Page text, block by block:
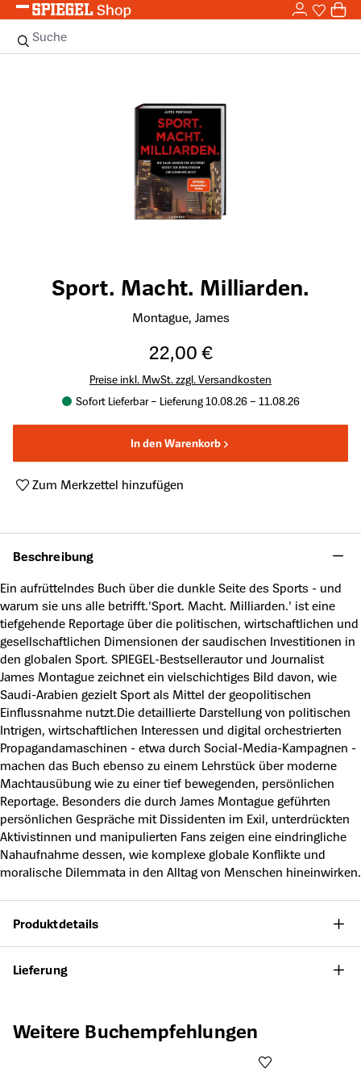
Zum Hauptinhalt springen 0
Suche
Sport. Macht. Milliarden.
Montague, James
22,00 €
Preise inkl. MwSt. zzgl. Versandkosten
Sofort Lieferbar – Lieferung 10.08.26 – 11.08.26
In den Warenkorb
Zum Merkzettel hinzufügen
Beschreibung
Ein aufrüttelndes Buch über die dunkle Seite des Sports - und
warum sie uns alle betrifft.'Sport. Macht. Milliarden.' ist eine
tiefgehende Reportage über die politischen, wirtschaftlichen und
gesellschaftlichen Dimensionen der saudischen Investitionen in
den globalen Sport. SPIEGEL-Bestsellerautor und Journalist
James Montague zeichnet ein vielschichtiges Bild davon, wie
Saudi-Arabien gezielt Sport als Mittel der geopolitischen
Einflussnahme nutzt.Die detaillierte Darstellung von politischen
Intrigen, wirtschaftlichen Interessen und digital orchestrierten
Propagandamaschinen - etwa durch Social-Media-Kampagnen -
machen das Buch ebenso zu einem Lehrstück über moderne
Machtausübung wie zu einer tief bewegenden, persönlichen
Reportage. Besonders die durch James Montague geführten
persönlichen Gespräche mit Dissidenten im Exil, unterdrückten
Aktivistinnen und manipulierten Fans zeigen eine eindringliche
Nahaufnahme dessen, wie komplexe globale Konflikte und
moralische Dilemmata in den Alltag von Menschen hineinwirken.
Produktdetails
Lieferung
Produktgalerie überspringen
Weitere Buchempfehlungen